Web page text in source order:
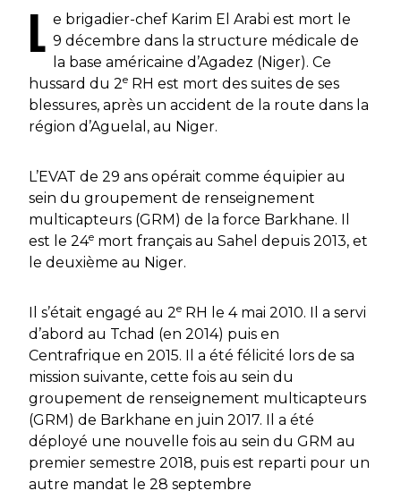
L e brigadier-chef Karim El Arabi est mort le
9 décembre dans la structure médicale de
la base américaine d’Agadez (Niger). Ce
hussard du 2e RH est mort des suites de ses
blessures, après un accident de la route dans la
région d’Aguelal, au Niger.
L’EVAT de 29 ans opérait comme équipier au
sein du groupement de renseignement
multicapteurs (GRM) de la force Barkhane. Il
est le 24e mort français au Sahel depuis 2013, et
le deuxième au Niger.
Il s’était engagé au 2e RH le 4 mai 2010. Il a servi
d’abord au Tchad (en 2014) puis en
Centrafrique en 2015. Il a été félicité lors de sa
mission suivante, cette fois au sein du
groupement de renseignement multicapteurs
(GRM) de Barkhane en juin 2017. Il a été
déployé une nouvelle fois au sein du GRM au
premier semestre 2018, puis est reparti pour un
autre mandat le 28 septembre